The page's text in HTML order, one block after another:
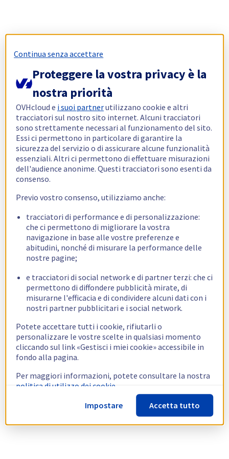
Continua senza accettare
Proteggere la vostra privacy è la
nostra priorità
OVHcloud e i suoi partnerutilizzano cookie e altri
tracciatori sul nostro sito internet. Alcuni tracciatori
sono strettamente necessari al funzionamento del sito.
Essi ci permettono in particolare di garantire la
sicurezza del servizio o di assicurare alcune funzionalità
essenziali. Altri ci permettono di effettuare misurazioni
dell'audience anonime. Questi tracciatori sono esenti da
consenso.
Previo vostro consenso, utilizziamo anche:
tracciatori di performance e di personalizzazione:
che ci permettono di migliorare la vostra
navigazione in base alle vostre preferenze e
abitudini, nonché di misurare la performance delle
nostre pagine;
e tracciatori di social network e di partner terzi: che ci
permettono di diffondere pubblicità mirate, di
misurarne l'efficacia e di condividere alcuni dati con i
nostri partner pubblicitari e i social network.
Potete accettare tutti i cookie, rifiutarli o
personalizzare le vostre scelte in qualsiasi momento
cliccando sul link «Gestisci i miei cookie» accessibile in
fondo alla pagina.
Per maggiori informazioni, potete consultare la nostra
politica di utilizzo dei cookie.
Impostare
Accetta tutto